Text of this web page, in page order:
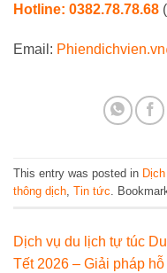
Hotline: 0382.78.78.68
Email:
This entry was posted in
thông dịch Tin tức .
Dịch vụ du lịch tự túc
Tết 2026 – Giải pháp hỗ